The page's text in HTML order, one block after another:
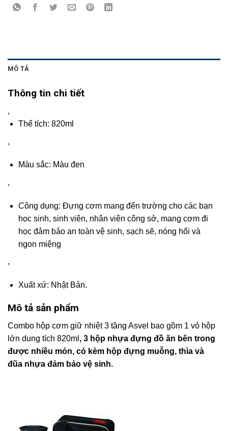
MÔ TẢ
Thông tin chi tiết
,
Thể tích: 820ml
,
Màu sắc: Màu đen
,
Công dụng: Đựng cơm mang đến trường cho các bạn
học sinh, sinh viên, nhân viên công sở, mang cơm đi
học đảm bảo an toàn vệ sinh, sạch sẽ, nóng hổi và
ngon miệng
,
Xuất xứ: Nhật Bản.
Mô tả sản phẩm
Combo hộp cơm giữ nhiệt 3 tầng Asvel bao gồm 1 vỏ hộp
lớn dung tích 820ml , 3 hộp nhựa đựng đồ ăn bên trong
được nhiều món, có kèm hộp đựng muỗng, thìa và
đũa nhựa đảm bảo vệ sinh.